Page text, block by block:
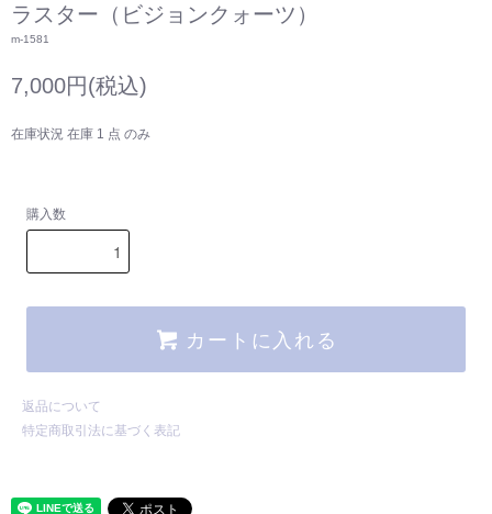
ラスター（ビジョンクォーツ）
m-1581
7,000円(税込)
在庫状況 在庫 1 点 のみ
購入数
カートに入れる
返品について
特定商取引法に基づく表記